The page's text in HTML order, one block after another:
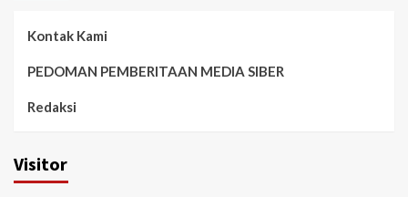
Kontak Kami
PEDOMAN PEMBERITAAN MEDIA SIBER
Redaksi
Visitor